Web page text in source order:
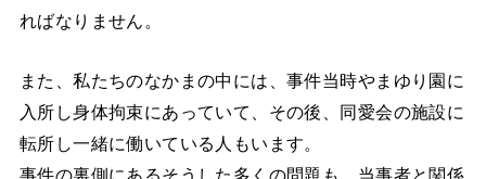
ればなりません。
また、私たちのなかまの中には、事件当時やまゆり園に
入所し身体拘束にあっていて、その後、同愛会の施設に
転所し一緒に働いている人もいます。
事件の裏側にあるそうした多くの問題も、当事者と関係